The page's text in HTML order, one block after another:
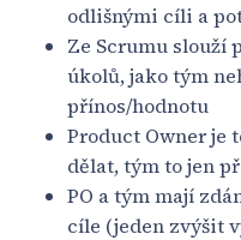
odlišnými cíli a
Ze Scrumu slouží
úkolů, jako tým
přínos/hodnotu
Product Owner je
dělat, tým to jen
PO a tým mají
cíle (jeden zvýšit